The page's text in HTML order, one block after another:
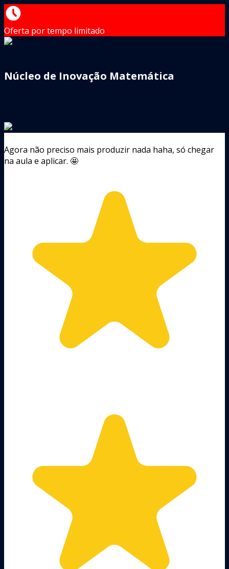
Oferta por tempo limitado
Núcleo de Inovação Matemática
Agora não preciso mais produzir nada haha, só chegar
na aula e aplicar. 🤩